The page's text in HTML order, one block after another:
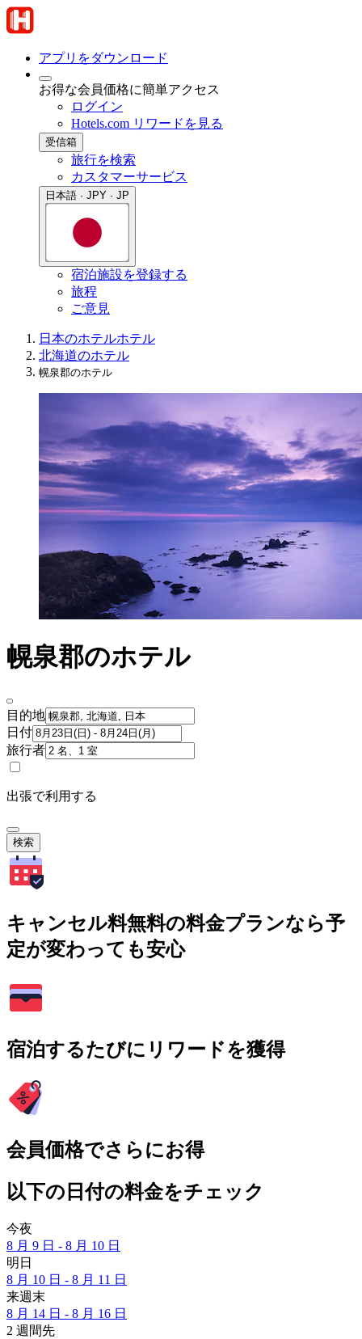
アプリをダウンロード
お得な会員価格に簡単アクセス
ログイン
Hotels.com リワードを見る
受信箱
旅行を検索
カスタマーサービス
日本語 · JPY · JP
宿泊施設を登録する
旅程
ご意見
日本のホテルホテル
北海道のホテル
幌泉郡のホテル
幌泉郡のホテル
目的地
日付
旅行者
出張で利用する
検索
キャンセル料無料の料金プランなら予
定が変わっても安心
宿泊するたびにリワードを獲得
会員価格でさらにお得
以下の日付の料金をチェック
今夜
8 月 9 日 - 8 月 10 日
明日
8 月 10 日 - 8 月 11 日
来週末
8 月 14 日 - 8 月 16 日
2 週間先